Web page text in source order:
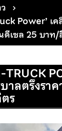
Power’ เ
ดีเซล 25 บาท/
TRUCK
าลตรึงรา
ร